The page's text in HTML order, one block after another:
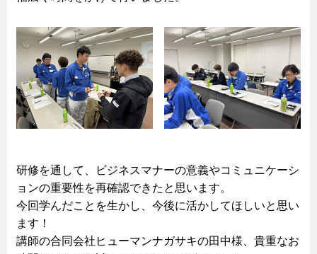
研修を通して、ビジネスマナーの意義やコミュニケーシ
ョンの重要性を再確認できたと思います。
今回学んだことを生かし、今後に活かしてほしいと思い
ます！
講師の合同会社ヒューマンナガサキの田中様、貴重なお